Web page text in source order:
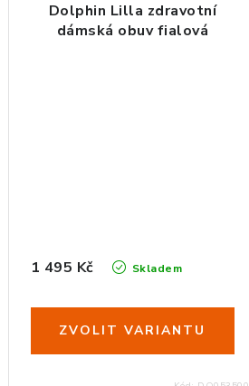
Dolphin Lilla zdravotní
dámská obuv fialová
Skladem
1 495 Kč